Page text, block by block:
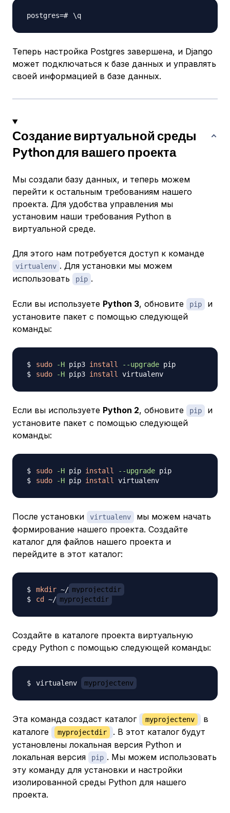
\
Теперь настройка Postgres завершена, и Django
может подключаться к базе данных и управлять
своей информацией в базе данных.
Создание виртуальной среды
Python для вашего проекта
Мы создали базу данных, и теперь можем
перейти к остальным требованиям нашего
проекта. Для удобства управления мы
установим наши требования Python в
виртуальной среде.
Для этого нам потребуется доступ к команде
virtualenv . Для установки мы можем
использовать
pip .
Если вы используете Python 3, обновите pip
и
установите пакет с помощью следующей
команды:
sudo -H pip3 install --upgrade
sudo
-H pip3 install
Если вы используете Python 2, обновите pip
и
установите пакет с помощью следующей
команды:
sudo -H pip install --upgrade
sudo
-H pip install
После установки virtualenv
мы можем начать
формирование нашего проекта. Создайте
каталог для файлов нашего проекта и
перейдите в этот каталог:
mkdir ~/ myprojectdir
cd
~/ myprojectdir
Создайте в каталоге проекта виртуальную
среду Python с помощью следующей команды:
virtualenv myprojectenv
Эта команда создаст каталог myprojectenv
в
каталоге
myprojectdir
. В этот каталог будут
установлены локальная версия Python и
локальная версия
pip . Мы можем использовать
эту команду для установки и настройки
изолированной среды Python для нашего
проекта.